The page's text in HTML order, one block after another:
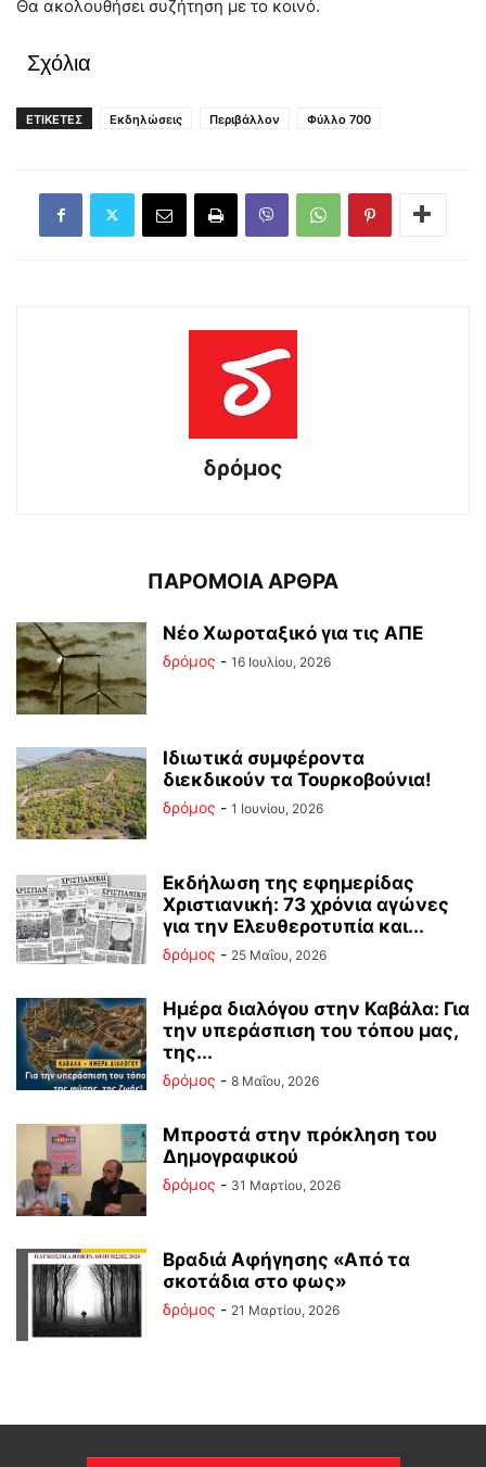
Θα ακολουθήσει συζήτηση με το κοινό.
Σχόλια
ΕΤΙΚΕΤΕΣ Εκδηλώσεις Περιβάλλον Φύλλο 700
δρόμος
ΠΑΡΟΜΟΙΑ ΑΡΘΡΑ
Νέο Χωροταξικό για τις ΑΠΕ
δρόμος - 16 Ιουλίου, 2026
Ιδιωτικά συμφέροντα
διεκδικούν τα Τουρκοβούνια!
δρόμος - 1 Ιουνίου, 2026
Εκδήλωση της εφημερίδας
Χριστιανική: 73 χρόνια αγώνες
για την Ελευθεροτυπία και...
δρόμος - 25 Μαΐου, 2026
Ημέρα διαλόγου στην Καβάλα: Για
την υπεράσπιση του τόπου μας,
της...
δρόμος - 8 Μαΐου, 2026
Μπροστά στην πρόκληση του
Δημογραφικού
δρόμος - 31 Μαρτίου, 2026
Βραδιά Αφήγησης «Από τα
σκοτάδια στο φως»
δρόμος - 21 Μαρτίου, 2026